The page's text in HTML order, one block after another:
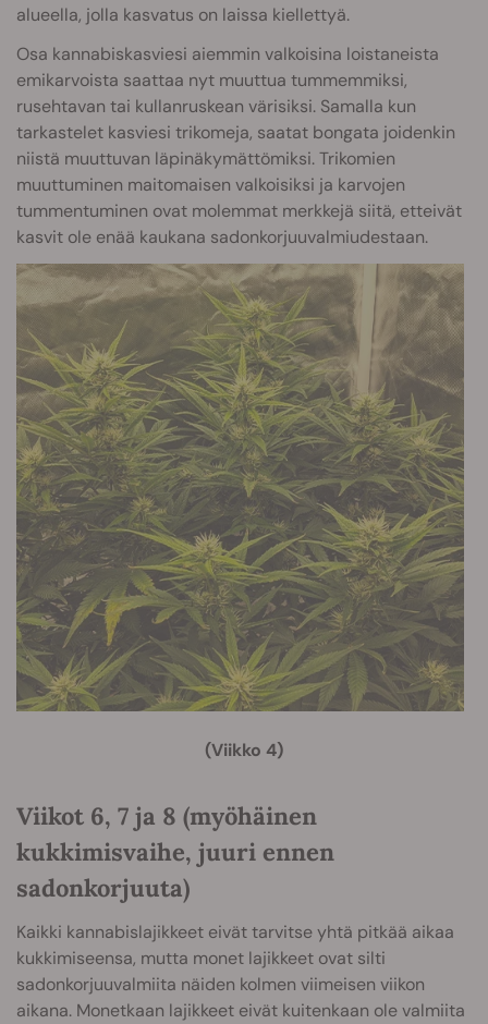
alueella, jolla kasvatus on laissa kiellettyä.
Osa kannabiskasviesi aiemmin valkoisina loistaneista
emikarvoista saattaa nyt muuttua tummemmiksi,
rusehtavan tai kullanruskean värisiksi. Samalla kun
tarkastelet kasviesi trikomeja, saatat bongata joidenkin
niistä muuttuvan läpinäkymättömiksi. Trikomien
muuttuminen maitomaisen valkoisiksi ja karvojen
tummentuminen ovat molemmat merkkejä siitä, etteivät
kasvit ole enää kaukana sadonkorjuuvalmiudestaan.
(Viikko 4)
Viikot 6, 7 ja 8 (myöhäinen
kukkimisvaihe, juuri ennen
sadonkorjuuta)
Kaikki kannabislajikkeet eivät tarvitse yhtä pitkää aikaa
kukkimiseensa, mutta monet lajikkeet ovat silti
sadonkorjuuvalmiita näiden kolmen viimeisen viikon
aikana. Monetkaan lajikkeet eivät kuitenkaan ole valmiita